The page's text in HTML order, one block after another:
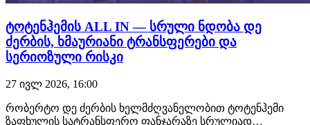
ტოტენჰემის ALL IN — სრული ნდობა დე
ძერბის, ხმაურიანი ტრანსფერები და
სერიოზული რისკი
27 ივლ 2026, 16:00
რობერტო დე ძერბის ხელმძღვანელობით ტოტენჰემი
ზაფხულის სატრანსფერო ფანჯარაზე სრულიად